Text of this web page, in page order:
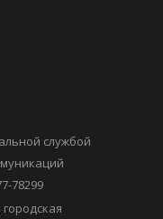
службой
78299